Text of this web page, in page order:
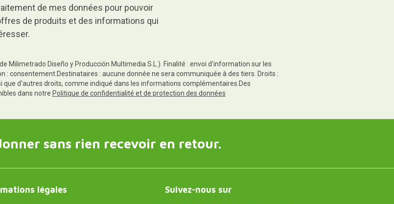
de mes données pour pouvoir
de produits et des informations qui
Milimetrado Diseño y Producción Multimedia S.L.). Finalité : envoi d'information sur les
: consentement.Destinataires : aucune donnée ne sera communiquée à des tiers. Droits :
que d'autres droits, comme indiqué dans les informations complémentaires.Des
dans notre Politique de confidentialité et de protection des données
sans rien recevoir en retour.
légales
Suivez-nous sur